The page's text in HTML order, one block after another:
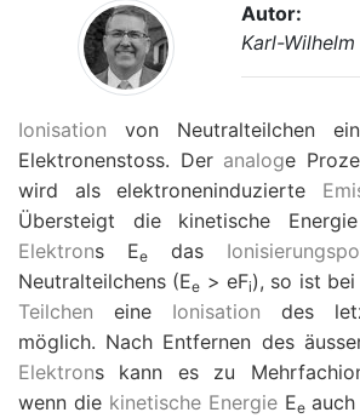
Autor:
Karl-
Ionisation von Neutralteilchen
Elektronenstoss. Der analoge
wird als elektroneninduzierte
Übersteigt die kinetische
Elektrons Ee das
Neutralteilchens (Ee > eFi), so ist
Teilchen eine Ionisation des
möglich. Nach Entfernen des
Elektrons kann es zu
wenn die kinetische Energie Eeauch